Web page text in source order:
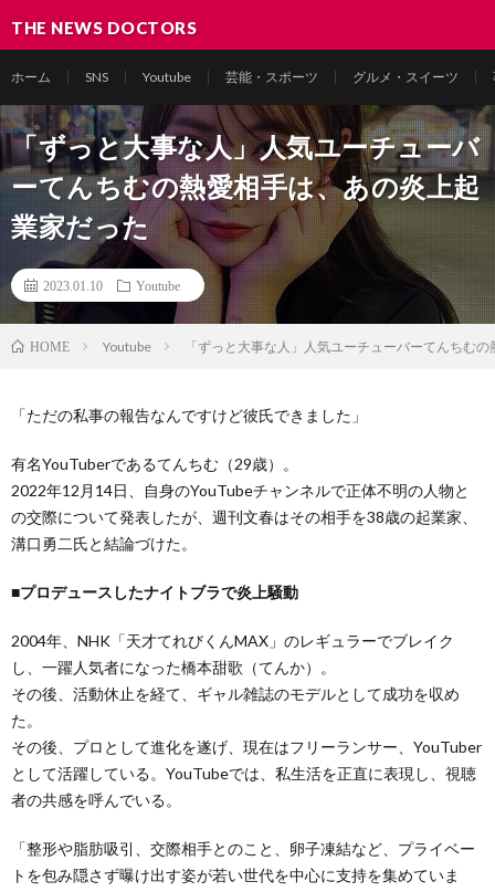
THE NEWS DOCTORS
ホーム SNS Youtube 芸能・スポーツ グルメ・スイーツ
「ずっと大事な人」人気ユーチューバ
ーてんちむの熱愛相手は、あの炎上起
業家だった
2023.01.10 Youtube
HOME Youtube 「ずっと大事な人」人気ユーチューバーてんちむ
「ただの私事の報告なんですけど彼氏できました」
有名YouTuberであるてんちむ（29歳）。
2022年12月14日、自身のYouTubeチャンネルで正体不明の人物と
の交際について発表したが、週刊文春はその相手を38歳の起業家、
溝口勇二氏と結論づけた。
■プロデュースしたナイトブラで炎上騒動
2004年、NHK「天才てれびくんMAX」のレギュラーでブレイク
し、一躍人気者になった橋本甜歌（てんか）。
その後、活動休止を経て、ギャル雑誌のモデルとして成功を収め
た。
その後、プロとして進化を遂げ、現在はフリーランサー、YouTuber
として活躍している。YouTubeでは、私生活を正直に表現し、視聴
者の共感を呼んでいる。
「整形や脂肪吸引、交際相手とのこと、卵子凍結など、プライベー
トを包み隠さず曝け出す姿が若い世代を中心に支持を集めていま